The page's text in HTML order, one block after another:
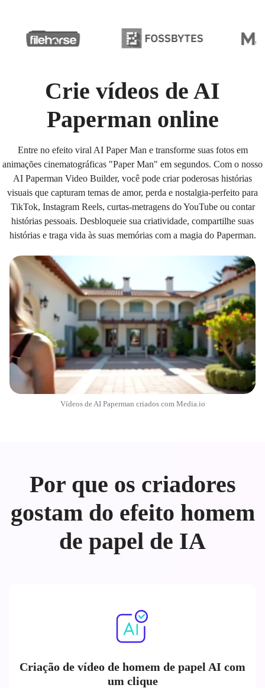
Crie vídeos de AI
Paperman online
Entre no efeito viral AI Paper Man e transforme suas fotos em
animações cinematográficas "Paper Man" em segundos. Com o nosso
AI Paperman Video Builder, você pode criar poderosas histórias
visuais que capturam temas de amor, perda e nostalgia-perfeito para
TikTok, Instagram Reels, curtas-metragens do YouTube ou contar
histórias pessoais. Desbloqueie sua criatividade, compartilhe suas
histórias e traga vida às suas memórias com a magia do Paperman.
Vídeos de AI Paperman criados com Media.io
Por que os criadores
gostam do efeito homem
de papel de IA
Criação de vídeo de homem de papel AI com
um clique